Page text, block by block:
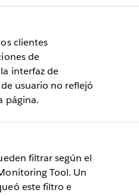
clientes
de
interfaz de
usuario no reflejó
página.
filtrar según el
Tool. Un
este filtro e